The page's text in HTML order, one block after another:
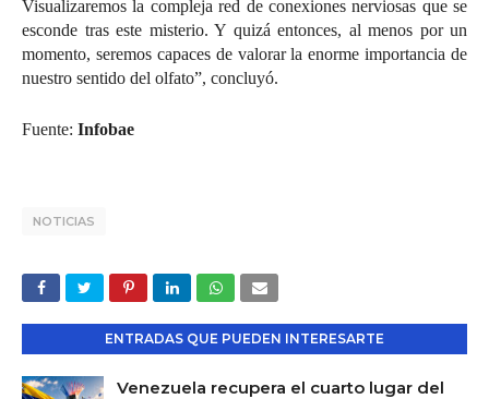
Visualizaremos la compleja red de conexiones nerviosas que se
esconde tras este misterio. Y quizá entonces, al menos por un
momento, seremos capaces de valorar la enorme importancia de
nuestro sentido del olfato”, concluyó.
Fuente: Infobae
NOTICIAS
ENTRADAS QUE PUEDEN INTERESARTE
Venezuela recupera el cuarto lugar del